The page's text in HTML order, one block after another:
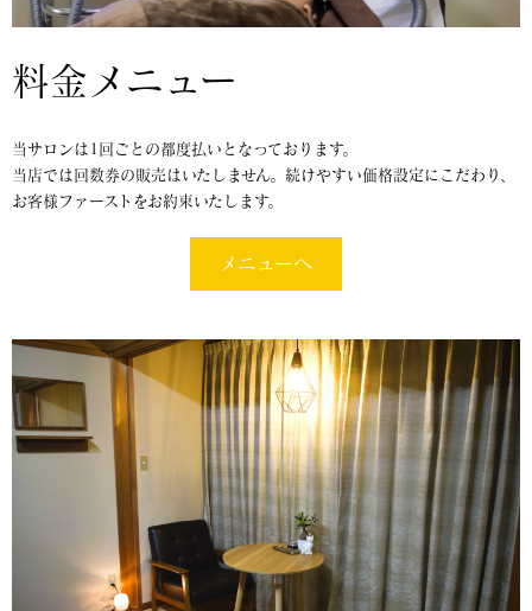
料金メニュー
当サロンは1回ごとの都度払いとなっております。
当店では回数券の販売はいたしません。続けやすい価格設定にこだわり、
お客様ファーストをお約束いたします。
メニューへ